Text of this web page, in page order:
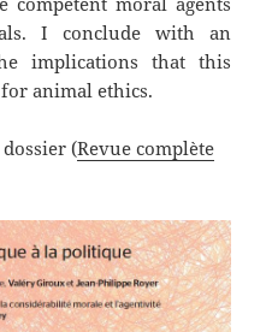
I conclude with an
implications that this
animal ethics.
(Revue complète